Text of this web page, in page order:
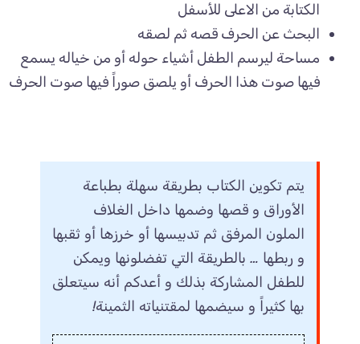
الكتابة من الاعلى للأسفل
البحث عن الحرف قصه ثم لصقه
مساحة ليرسم الطفل أشياء حوله أو من خياله يسمع
فيها صوت هذا الحرف أو يلصق صوراً فيها صوت الحرف
يتم تكوين الكتاب بطريقة سهلة بطباعة
الأوراق و قصها وضمها داخل الغلاف
الملون المرفق ثم تدبيسها أو خرزها أو ثقبها
و ربطها … بالطريقة التي تفضلونها ويمكن
للطفل المشاركة بذلك و أعدكم أنه سيتعلق
بها كثيراً و سيضمها لمقتنياته الثمينة!